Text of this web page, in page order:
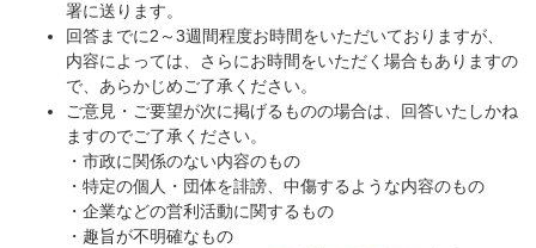
署に送ります。
回答までに2～3週間程度お時間をいただいておりますが、
内容によっては、さらにお時間をいただく場合もありますの
で、あらかじめご了承ください。
ご意見・ご要望が次に掲げるものの場合は、回答いたしかね
ますのでご了承ください。
・市政に関係のない内容のもの
・特定の個人・団体を誹謗、中傷するような内容のもの
・企業などの営利活動に関するもの
・趣旨が不明確なもの